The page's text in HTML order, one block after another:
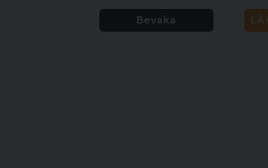
Bevaka